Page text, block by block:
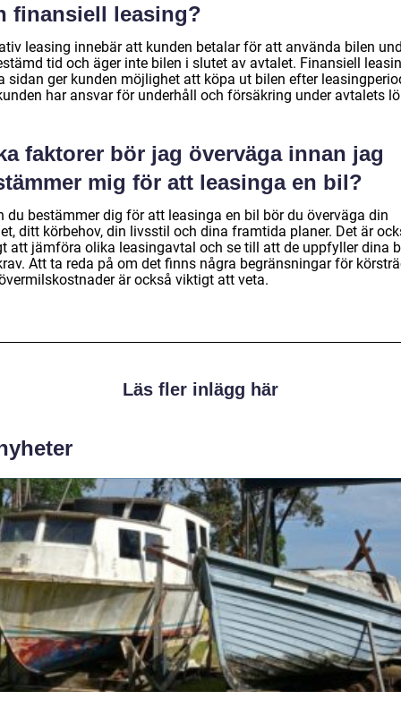
finansiell leasing?
leasing innebär att kunden betalar för att använda bilen
tid och äger inte bilen i slutet av avtalet. Finansiell
sidan ger kunden möjlighet att köpa ut bilen efter
har ansvar för underhåll och försäkring under avtalets
faktorer bör jag överväga innan jag
mig för att leasinga en bil?
du bestämmer dig för att leasinga en bil bör du överväga din
ditt körbehov, din livsstil och dina framtida planer. Det är
att jämföra olika leasingavtal och se till att de uppfyller dina
Att ta reda på om det finns några begränsningar för
är också viktigt att veta.
Läs fler inlägg här